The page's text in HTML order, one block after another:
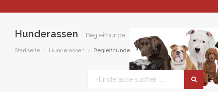
Hunderassen Begleithunde
Startseite Hunderassen Begleithunde